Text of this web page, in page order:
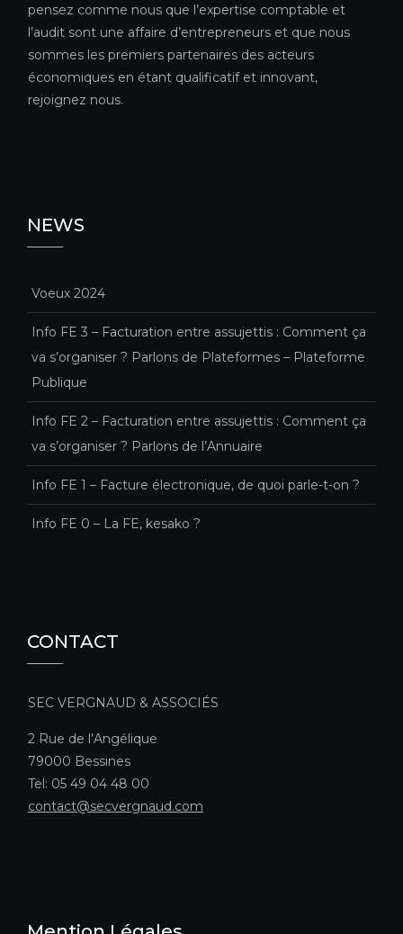
pensez comme nous que l’expertise comptable et
l’audit sont une affaire d’entrepreneurs et que nous
sommes les premiers partenaires des acteurs
économiques en étant qualificatif et innovant,
rejoignez nous.
NEWS
Voeux 2024
Info FE 3 – Facturation entre assujettis : Comment ça
va s’organiser ? Parlons de Plateformes – Plateforme
Publique
Info FE 2 – Facturation entre assujettis : Comment ça
va s’organiser ? Parlons de l’Annuaire
Info FE 1 – Facture électronique, de quoi parle-t-on ?
Info FE 0 – La FE, kesako ?
CONTACT
SEC VERGNAUD & ASSOCIÉS
2 Rue de l’Angélique
79000 Bessines
Tel: 05 49 04 48 00
contact@secvergnaud.com